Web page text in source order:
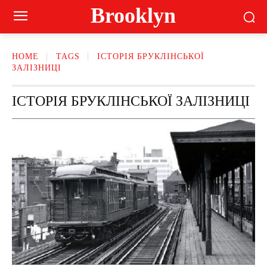
Brooklyn
HOME TAGS
ІСТОРІЯ БРУКЛІНСЬКОЇ
ЗАЛІЗНИЦІ
ІСТОРІЯ БРУКЛІНСЬКОЇ ЗАЛІЗНИЦІ